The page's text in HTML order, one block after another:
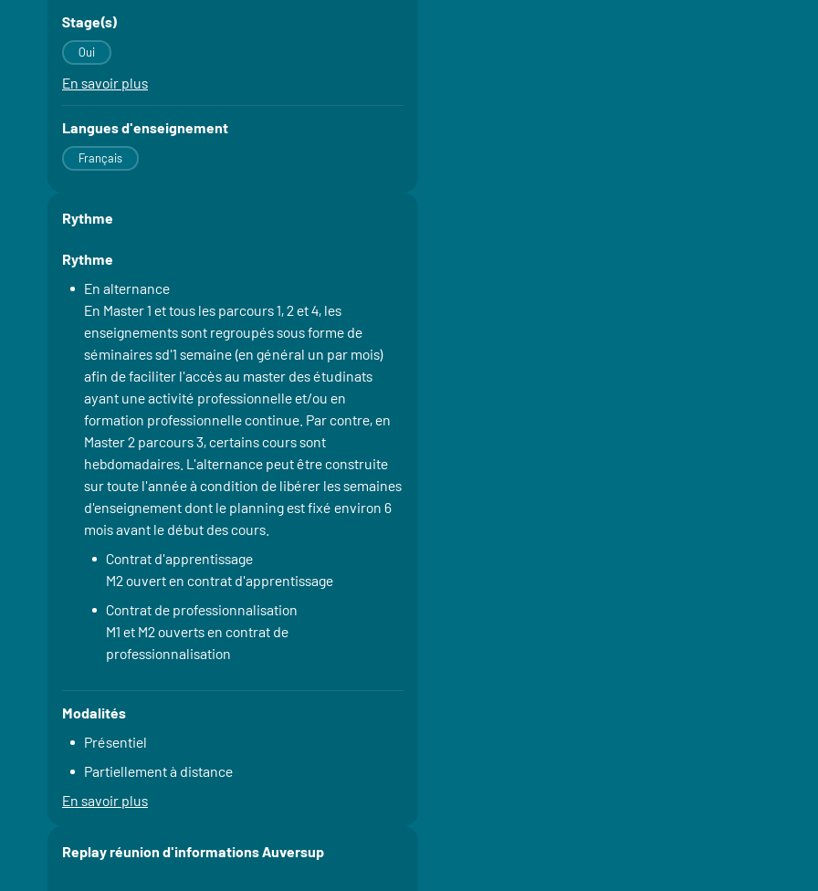
Stage(s)
Oui
En savoir plus
Langues d'enseignement
Français
Rythme
Rythme
En alternance
En Master 1 et tous les parcours 1, 2 et 4, les
enseignements sont regroupés sous forme de
séminaires sd'1 semaine (en général un par mois)
afin de faciliter l'accès au master des étudinats
ayant une activité professionnelle et/ou en
formation professionnelle continue. Par contre, en
Master 2 parcours 3, certains cours sont
hebdomadaires. L'alternance peut être construite
sur toute l'année à condition de libérer les semaines
d'enseignement dont le planning est fixé environ 6
mois avant le début des cours.
Contrat d'apprentissage
M2 ouvert en contrat d'apprentissage
Contrat de professionnalisation
M1 et M2 ouverts en contrat de
professionnalisation
Modalités
Présentiel
Partiellement à distance
En savoir plus
Replay réunion d'informations Auversup